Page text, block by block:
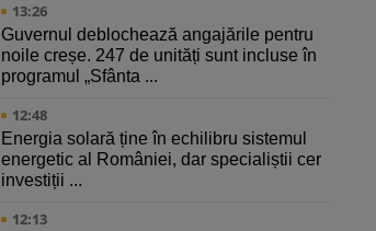
13:26
Guvernul deblochează angajările pentru
noile creșe. 247 de unități sunt incluse în
programul „Sfânta ...
12:48
Energia solară ține în echilibru sistemul
energetic al României, dar specialiștii cer
investiții ...
12:13